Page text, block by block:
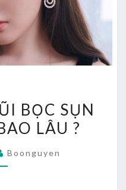
BỌC SỤN
LÂU ?
Boonguyen